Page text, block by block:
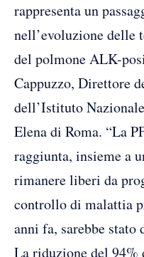
rappresenta un
nell’evoluzione delle
del polmone ALK-
Cappuzzo, Direttore
dell’Istituto
Elena di Roma. “La
raggiunta, insieme a
rimanere liberi da
controllo di malattia
anni fa, sarebbe
La riduzione del 94%